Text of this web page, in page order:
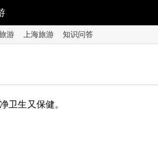
游 上海旅游 知识问答
卫生又保健。